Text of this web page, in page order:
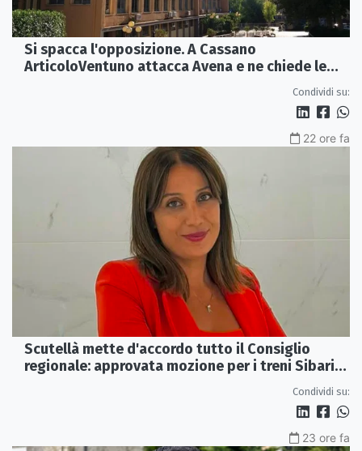
Si spacca l'opposizione. A Cassano
ArticoloVentuno attacca Avena e ne chiede le
Condividi su:
22 ore fa
Scutellà mette d'accordo tutto il Consiglio
regionale: approvata mozione per i treni Sibari-
Condividi su:
23 ore fa